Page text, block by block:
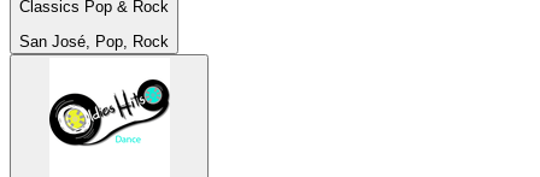
Classics Pop & Rock
San José, Pop, Rock